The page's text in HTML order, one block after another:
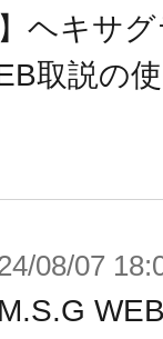
れる円形
ば2本の
ることで
ヘキサ
取説の
08/07
M.S.G